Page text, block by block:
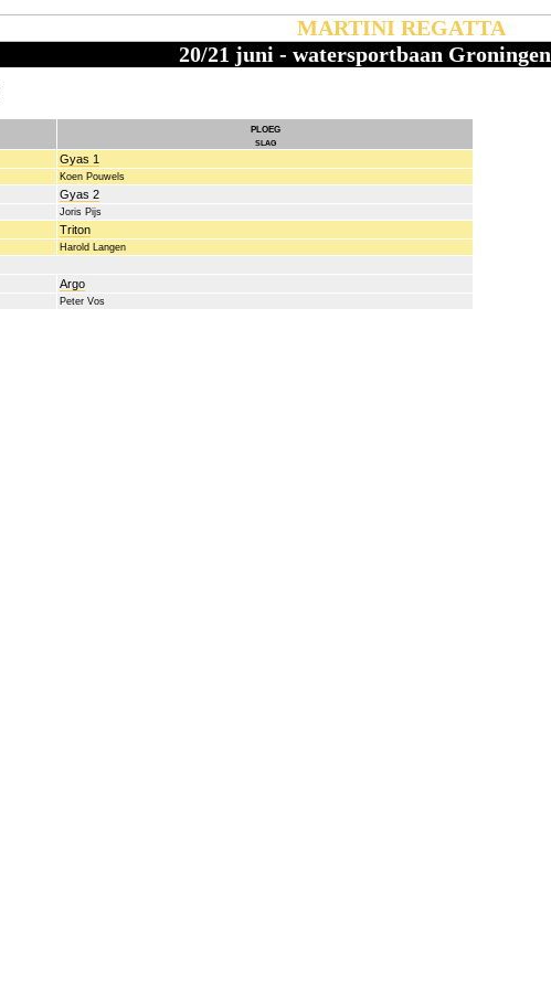
MARTINI REGATTA
20/21 juni - watersportbaan Groningen
ploeg
slag
Gyas 1
Koen Pouwels
Gyas 2
Joris Pijs
Triton
Harold Langen
Argo
Peter Vos